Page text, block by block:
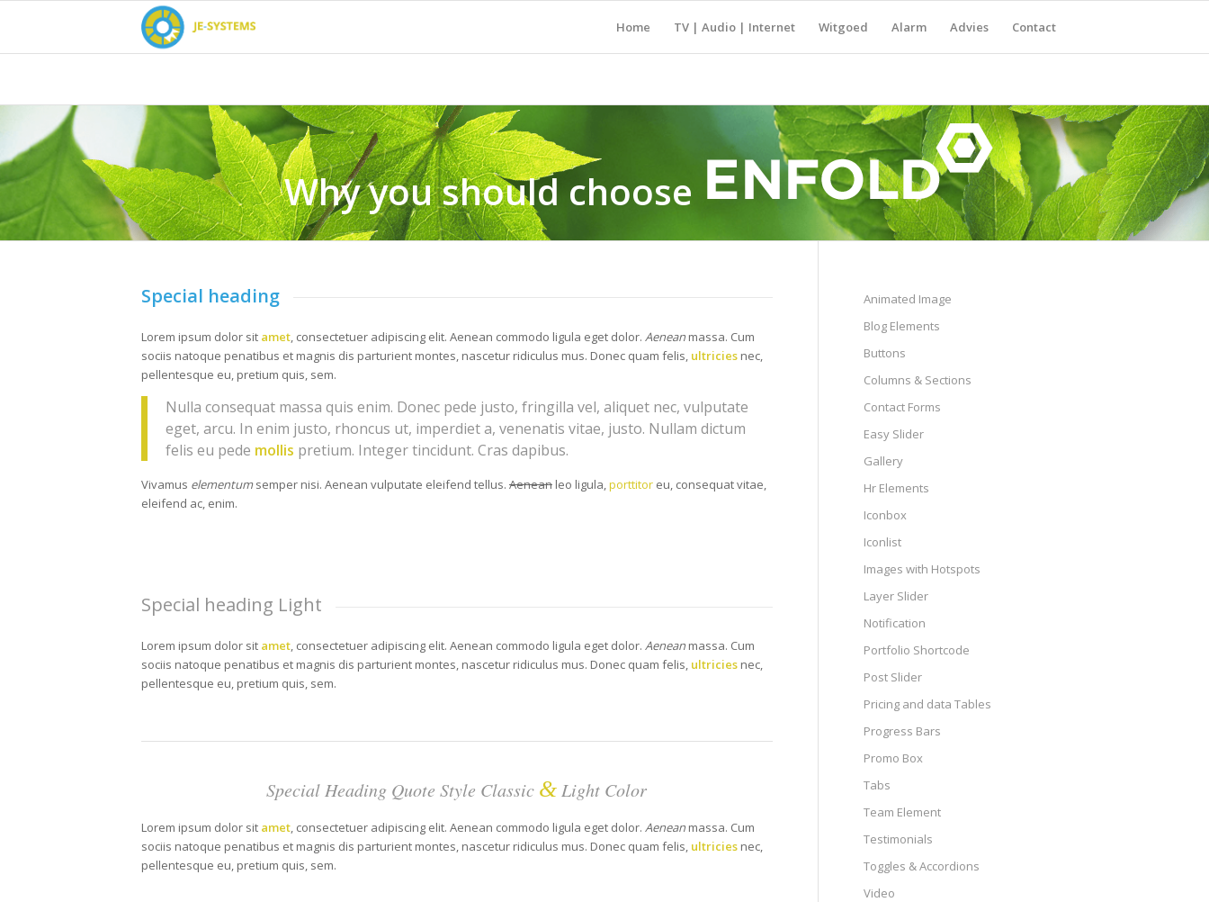
Home TV | Audio | Internet Witgoed Alarm Advies Contact
Why you should choose
Special heading
Lorem ipsum dolor sit amet, consectetuer adipiscing elit. Aenean commodo ligula eget dolor. Aenean massa. Cum
sociis natoque penatibus et magnis dis parturient montes, nascetur ridiculus mus. Donec quam felis, ultricies nec,
pellentesque eu, pretium quis, sem.
Nulla consequat massa quis enim. Donec pede justo, fringilla vel, aliquet nec, vulputate
eget, arcu. In enim justo, rhoncus ut, imperdiet a, venenatis vitae, justo. Nullam dictum
felis eu pede mollis pretium. Integer tincidunt. Cras dapibus.
Vivamus elementumsemper nisi. Aenean vulputate eleifend tellus. Aenean leo ligula,porttitor eu, consequat vitae,
eleifend ac, enim.
Special heading Light
Lorem ipsum dolor sit amet, consectetuer adipiscing elit. Aenean commodo ligula eget dolor. Aenean massa. Cum
sociis natoque penatibus et magnis dis parturient montes, nascetur ridiculus mus. Donec quam felis, ultricies nec,
pellentesque eu, pretium quis, sem.
Special Heading Quote Style Classic &Light Color
Lorem ipsum dolor sit amet, consectetuer adipiscing elit. Aenean commodo ligula eget dolor. Aenean massa. Cum
sociis natoque penatibus et magnis dis parturient montes, nascetur ridiculus mus. Donec quam felis, ultricies nec,
pellentesque eu, pretium quis, sem.
Animated Image
Blog Elements
Buttons
Columns & Sections
Contact Forms
Easy Slider
Gallery
Hr Elements
Iconbox
Iconlist
Images with Hotspots
Layer Slider
Notification
Portfolio Shortcode
Post Slider
Pricing and data Tables
Progress Bars
Promo Box
Tabs
Team Element
Testimonials
Toggles & Accordions
Video